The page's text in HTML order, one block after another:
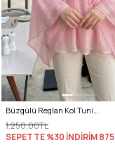
1.250,00TL
SEPETTE %30 İNDİRİM